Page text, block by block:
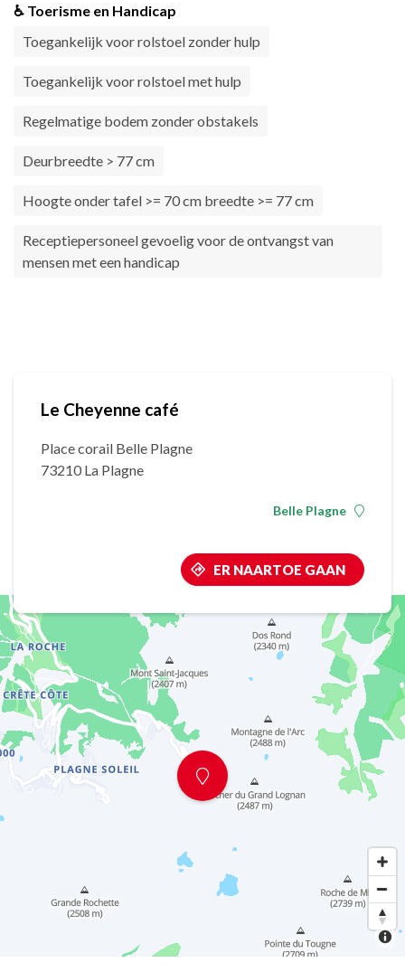
♿ Toerisme en Handicap
Toegankelijk voor rolstoel zonder hulp
Toegankelijk voor rolstoel met hulp
Regelmatige bodem zonder obstakels
Deurbreedte > 77 cm
Hoogte onder tafel >= 70 cm breedte >= 77 cm
Receptiepersoneel gevoelig voor de ontvangst van
mensen met een handicap
Le Cheyenne café
Place corail Belle Plagne
73210 La Plagne
Belle Plagne
ER NAARTOE GAAN